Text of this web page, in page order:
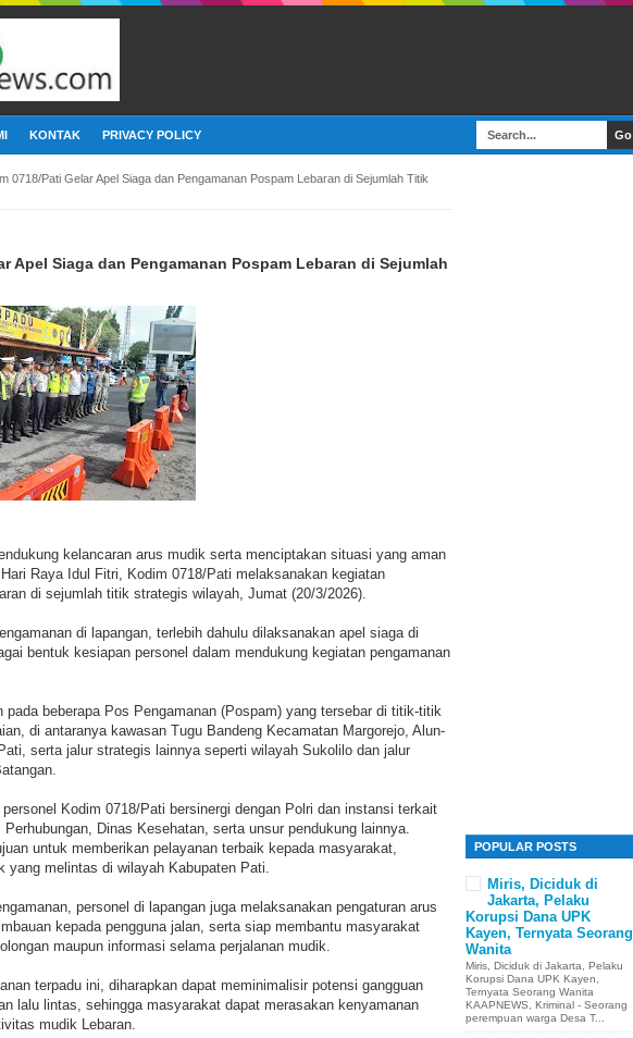
KONTAK PRIVACY POLICY
0718/Pati Gelar Apel Siaga dan Pengamanan Pospam Lebaran di Sejumlah Titik
Apel Siaga dan Pengamanan Pospam Lebaran di Sejumlah
kelancaran arus mudik serta menciptakan situasi yang aman
Raya Idul Fitri, Kodim 0718/Pati melaksanakan kegiatan
di sejumlah titik strategis wilayah, Jumat (20/3/2026).
di lapangan, terlebih dahulu dilaksanakan apel siaga di
bentuk kesiapan personel dalam mendukung kegiatan pengamanan
pada beberapa Pos Pengamanan (Pospam) yang tersebar di titik-titik
di antaranya kawasan Tugu Bandeng Kecamatan Margorejo, Alun-
serta jalur strategis lainnya seperti wilayah Sukolilo dan jalur
Kodim 0718/Pati bersinergi dengan Polri dan instansi terkait
Dinas Kesehatan, serta unsur pendukung lainnya.
untuk memberikan pelayanan terbaik kepada masyarakat,
yang melintas di wilayah Kabupaten Pati.
personel di lapangan juga melaksanakan pengaturan arus
kepada pengguna jalan, serta siap membantu masyarakat
maupun informasi selama perjalanan mudik.
terpadu ini, diharapkan dapat meminimalisir potensi gangguan
lalu lintas, sehingga masyarakat dapat merasakan kenyamanan
mudik Lebaran.
POPULAR POSTS
Miris, Diciduk di
Jakarta, Pelaku
Korupsi Dana UPK
Kayen, Ternyata Seorang
Wanita
Miris, Diciduk di Jakarta, Pelaku
Korupsi Dana UPK Kayen,
Ternyata Seorang Wanita
KAAPNEWS, Kriminal - Seorang
perempuan warga Desa T...